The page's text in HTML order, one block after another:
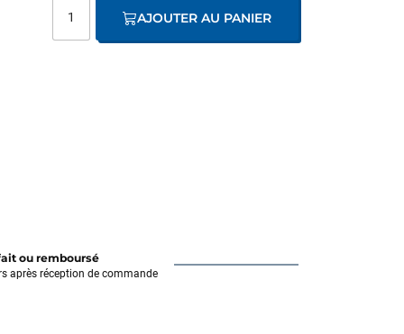
AJOUTER AU PANIER
ou remboursé
après réception de commande